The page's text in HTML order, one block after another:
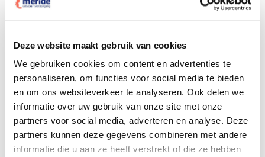
Deze website maakt gebruik van cookies
We gebruiken cookies om content en advertenties te
personaliseren, om functies voor social media te bieden
en om ons websiteverkeer te analyseren. Ook delen we
informatie over uw gebruik van onze site met onze
partners voor social media, adverteren en analyse. Deze
partners kunnen deze gegevens combineren met andere
informatie die u aan ze heeft verstrekt of die ze hebben
Dit kost een begrafenis
Bekijk tarieven voor begrafenis